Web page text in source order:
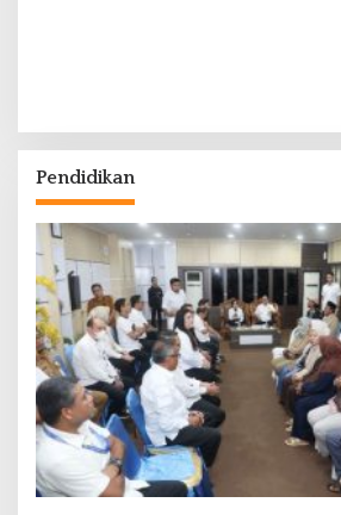
Pendidikan